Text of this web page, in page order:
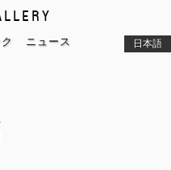
ニュース
日本語